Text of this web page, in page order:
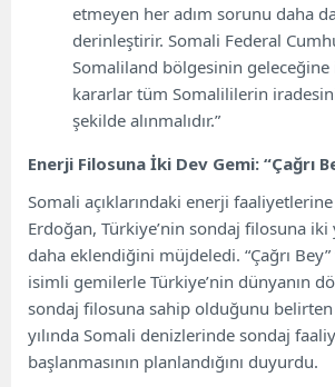
etmeyen her adım sorunu daha
derinleştirir. Somali Federal
Somaliland bölgesinin geleceğine
kararlar tüm Somalililerin
şekilde alınmalıdır.”
Enerji Filosuna İki Dev Gemi: “Çağrı
Somali açıklarındaki enerji
Erdoğan, Türkiye’nin sondaj filosuna
daha eklendiğini müjdeledi. “Çağrı Bey”
isimli gemilerle Türkiye’nin dünyanın
sondaj filosuna sahip olduğunu
yılında Somali denizlerinde sondaj
başlanmasının planlandığını duyurdu.